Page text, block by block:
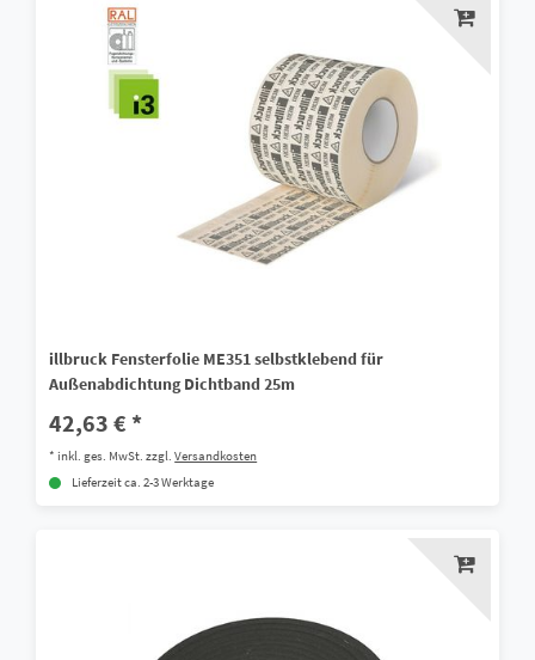
illbruck Fensterfolie ME351 selbstklebend für
Außenabdichtung Dichtband 25m
42,63 € *
*inkl. ges. MwSt. zzgl.Versandkosten
Lieferzeit ca. 2-3 Werktage